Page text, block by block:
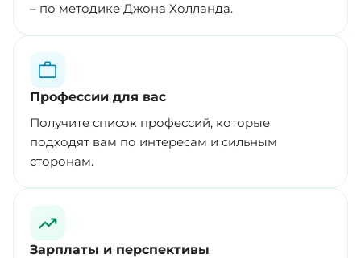
– по методике Джона Холланда.
Профессии для вас
Получите список профессий, которые
подходят вам по интересам и сильным
сторонам.
Зарплаты и перспективы